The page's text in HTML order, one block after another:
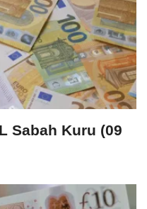
Sabah Kuru (09